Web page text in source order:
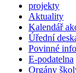
projekty
Aktuality
Kalendář
Úřední
Povinné
E-podatelna
Orgány